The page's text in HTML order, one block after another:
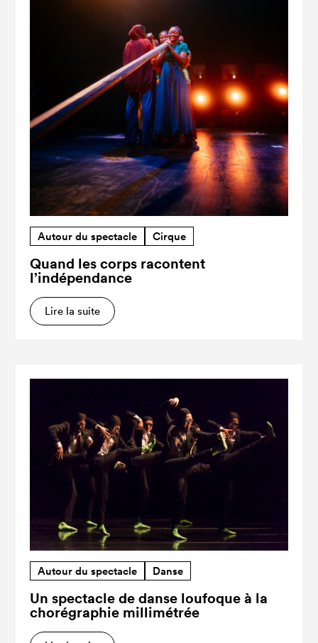
Autour du spectacle Cirque
Quand les corps racontent
l’indépendance
Lire la suite
Autour du spectacle Danse
Un spectacle de danse loufoque à la
chorégraphie millimétrée